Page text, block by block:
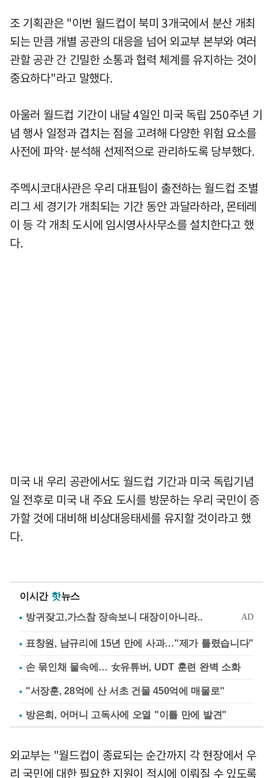
조 기획관은 "이번 월드컵이 북미 3개국에서 분산 개최
되는 만큼 개별 공관의 대응을 넘어 외교부 본부와 여러
관할 공관 간 긴밀한 소통과 협력 체계를 유지하는 것이
중요하다"라고 말했다.
아울러 월드컵 기간이 내달 4일인 미국 독립 250주년 기
념 행사 일정과 겹치는 점을 고려해 다양한 위험 요소를
사전에 파악·분석해 선제적으로 관리하도록 당부했다.
주멕시코대사관은 우리 대표팀이 출전하는 월드컵 조별
리그 세 경기가 개최되는 기간 동안 과달라하라, 몬테레
이 등 각 개최 도시에 임시영사사무소를 설치한다고 했
다.
미국 내 우리 공관에서도 월드컵 기간과 미국 독립기념
일 전후로 미국 내 주요 도시를 방문하는 우리 국민이 증
가할 것에 대비해 비상대응태세를 유지할 것이라고 했
다.
이시간 핫뉴스
표창원, 남규리에 15년 만에 사과…"제가 틀렸습니다"
손 묶인채 물속에… 女유튜버, UDT 훈련 완벽 소화
"서장훈, 28억에 산 서초 건물 450억에 매물로"
방은희, 어머니 고독사에 오열 "이틀 만에 발견"
외교부는 "월드컵이 종료되는 순간까지 각 현장에서 우
리 국민에 대한 필요한 지원이 적시에 이뤄질 수 있도록